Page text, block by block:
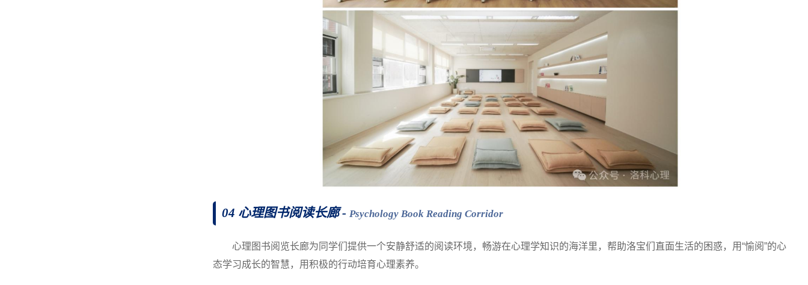
04 心理图书阅读长廊 - Psychology Book Reading Corridor
心理图书阅览长廊为同学们提供一个安静舒适的阅读环境，畅游在心理学知识的海洋里，帮助洛宝们直面生活的困惑，用“愉阅”的心
态学习成长的智慧，用积极的行动培育心理素养。